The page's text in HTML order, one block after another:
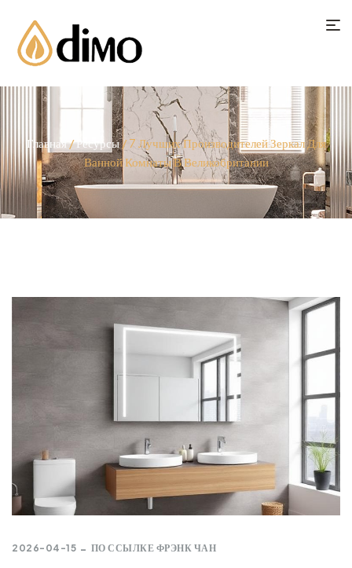
Главная/Ресурсы/ 7 Лучших Производителей Зеркал Для
Ванной Комнаты В Великобритании
2026-04-15 ПО ССЫЛКЕ ФРЭНК ЧАН